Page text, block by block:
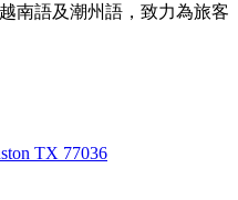
南語及潮州語，致力為旅客
TX 77036